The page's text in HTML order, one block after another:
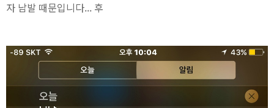
자 남발 때문입니다... 후